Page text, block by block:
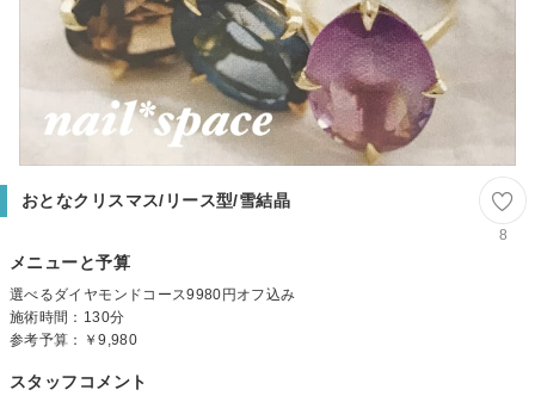
おとなクリスマス/リース型/雪結晶
8
メニューと予算
選べるダイヤモンドコース9980円オフ込み
施術時間：130分
参考予算：
￥9,980
スタッフコメント